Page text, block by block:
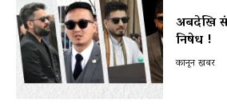
अबदेखि
निषेध !
कानून खबर